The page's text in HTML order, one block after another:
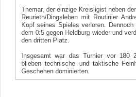
Themar, der einzige Kreisligist neben
Reurieth/Dingsleben mit Routinier
Kopf seines Spieles verloren.
dem 0:5 gegen Heldburg wieder und
den dritten Platz.
Insgesamt war das Turnier vor 180
blieben technische und taktische
Geschehen dominierten.